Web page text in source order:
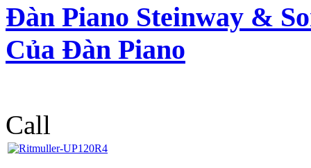
Đàn Piano Steinway &
Của Đàn Piano
Call